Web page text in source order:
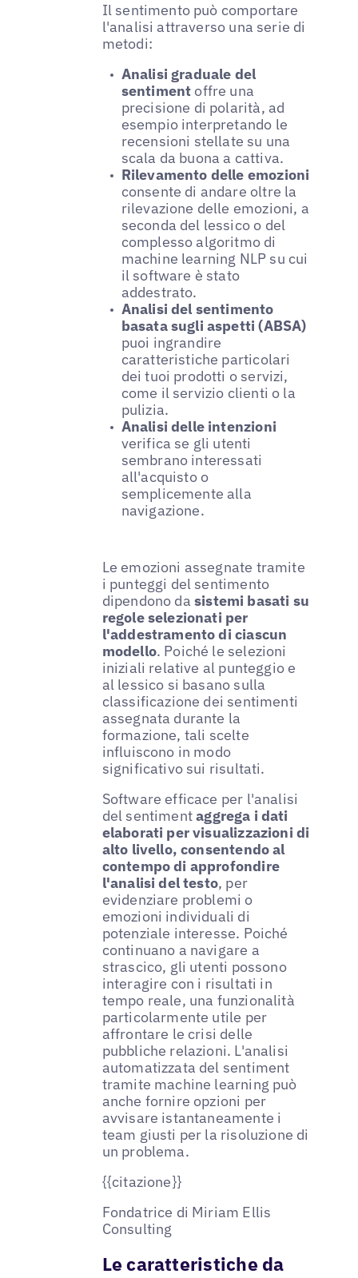
Il sentimento può comportare
l'analisi attraverso una serie di
metodi:
Analisi graduale del
sentiment offre una
precisione di polarità, ad
esempio interpretando le
recensioni stellate su una
scala da buona a cattiva.
Rilevamento delle emozioni
consente di andare oltre la
rilevazione delle emozioni, a
seconda del lessico o del
complesso algoritmo di
machine learning NLP su cui
il software è stato
addestrato.
Analisi del sentimento
basata sugli aspetti (ABSA)
puoi ingrandire
caratteristiche particolari
dei tuoi prodotti o servizi,
come il servizio clienti o la
pulizia.
Analisi delle intenzioni
verifica se gli utenti
sembrano interessati
all'acquisto o
semplicemente alla
navigazione.
Le emozioni assegnate tramite
i punteggi del sentimento
dipendono da sistemi basati su
regole selezionati per
l'addestramento di ciascun
modello. Poiché le selezioni
iniziali relative al punteggio e
al lessico si basano sulla
classificazione dei sentimenti
assegnata durante la
formazione, tali scelte
influiscono in modo
significativo sui risultati.
Software efficace per l'analisi
del sentimentaggrega i dati
elaborati per visualizzazioni di
alto livello, consentendo al
contempo di approfondire
l'analisi del testo, per
evidenziare problemi o
emozioni individuali di
potenziale interesse. Poiché
continuano a navigare a
strascico, gli utenti possono
interagire con i risultati in
tempo reale, una funzionalità
particolarmente utile per
affrontare le crisi delle
pubbliche relazioni. L'analisi
automatizzata del sentiment
tramite machine learning può
anche fornire opzioni per
avvisare istantaneamente i
team giusti per la risoluzione di
un problema.
{{citazione}}
Fondatrice di Miriam Ellis
Consulting
Le caratteristiche da